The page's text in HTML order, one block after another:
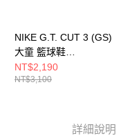
NIKE G.T. CUT 3 (GS)
大童 籃球鞋
FD7033104
NT$2,190
NT$3,100
詳細說明